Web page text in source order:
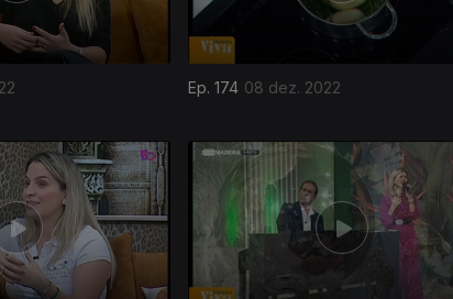
Ep. 174 08 dez. 2022